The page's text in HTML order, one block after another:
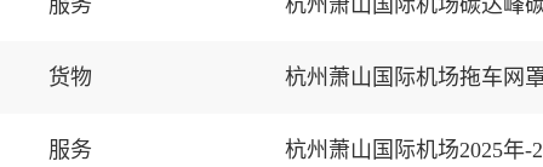
服务 杭州萧山国际机场碳达峰
货物 杭州萧山国际机场拖车网
服务 杭州萧山国际机场2025年